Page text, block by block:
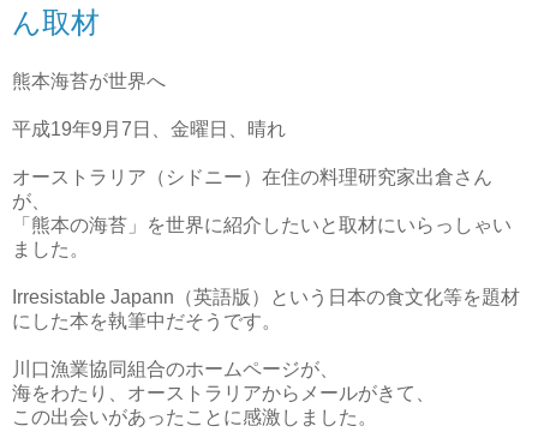
ん取材
熊本海苔が世界へ
平成19年9月7日、金曜日、晴れ
オーストラリア（シドニー）在住の料理研究家出倉さん
が、
「熊本の海苔」を世界に紹介したいと取材にいらっしゃい
ました。
Irresistable Japann（英語版）という日本の食文化等を題材
にした本を執筆中だそうです。
川口漁業協同組合のホームページが、
海をわたり、オーストラリアからメールがきて、
この出会いがあったことに感激しました。